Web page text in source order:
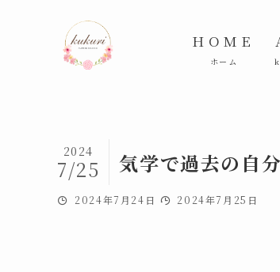
HOME
ホーム
気学で過去の自
2024
7/25
2024年7月24日 2024年7月25日